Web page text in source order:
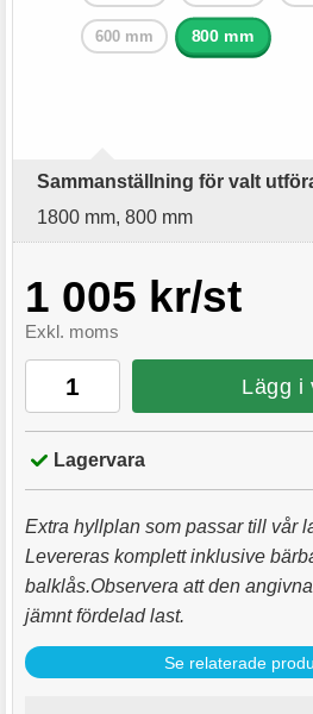
600 mm 800 mm
Sammanställning för valt
1800 mm, 800 mm
1 005 kr/st
Exkl. moms
Lägg i
Lagervara
Extra hyllplan som passar till vår
Levereras komplett inklusive
balklås.Observera att den
jämnt fördelad last.
Se relaterade